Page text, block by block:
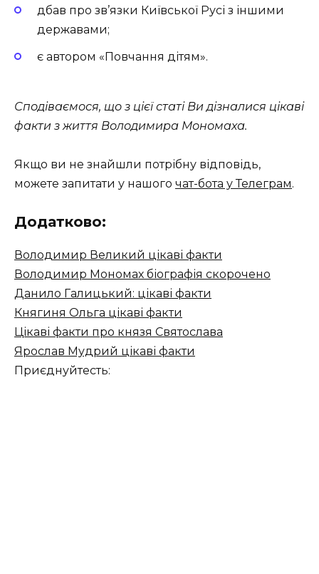
дбав про зв’язки Київської Русі з іншими
державами;
є автором «Повчання дітям».
Сподіваємося, що з цієї статі Ви дізналися цікаві
факти з життя Володимира Мономаха.
Якщо ви не знайшли потрібну відповідь,
можете запитати у нашого чат-бота у Телеграм.
Додатково:
Володимир Великий цікаві факти
Володимир Мономах біографія скорочено
Данило Галицький: цікаві факти
Княгиня Ольга цікаві факти
Цікаві факти про князя Святослава
Ярослав Мудрий цікаві факти
Приєднуйтесть: